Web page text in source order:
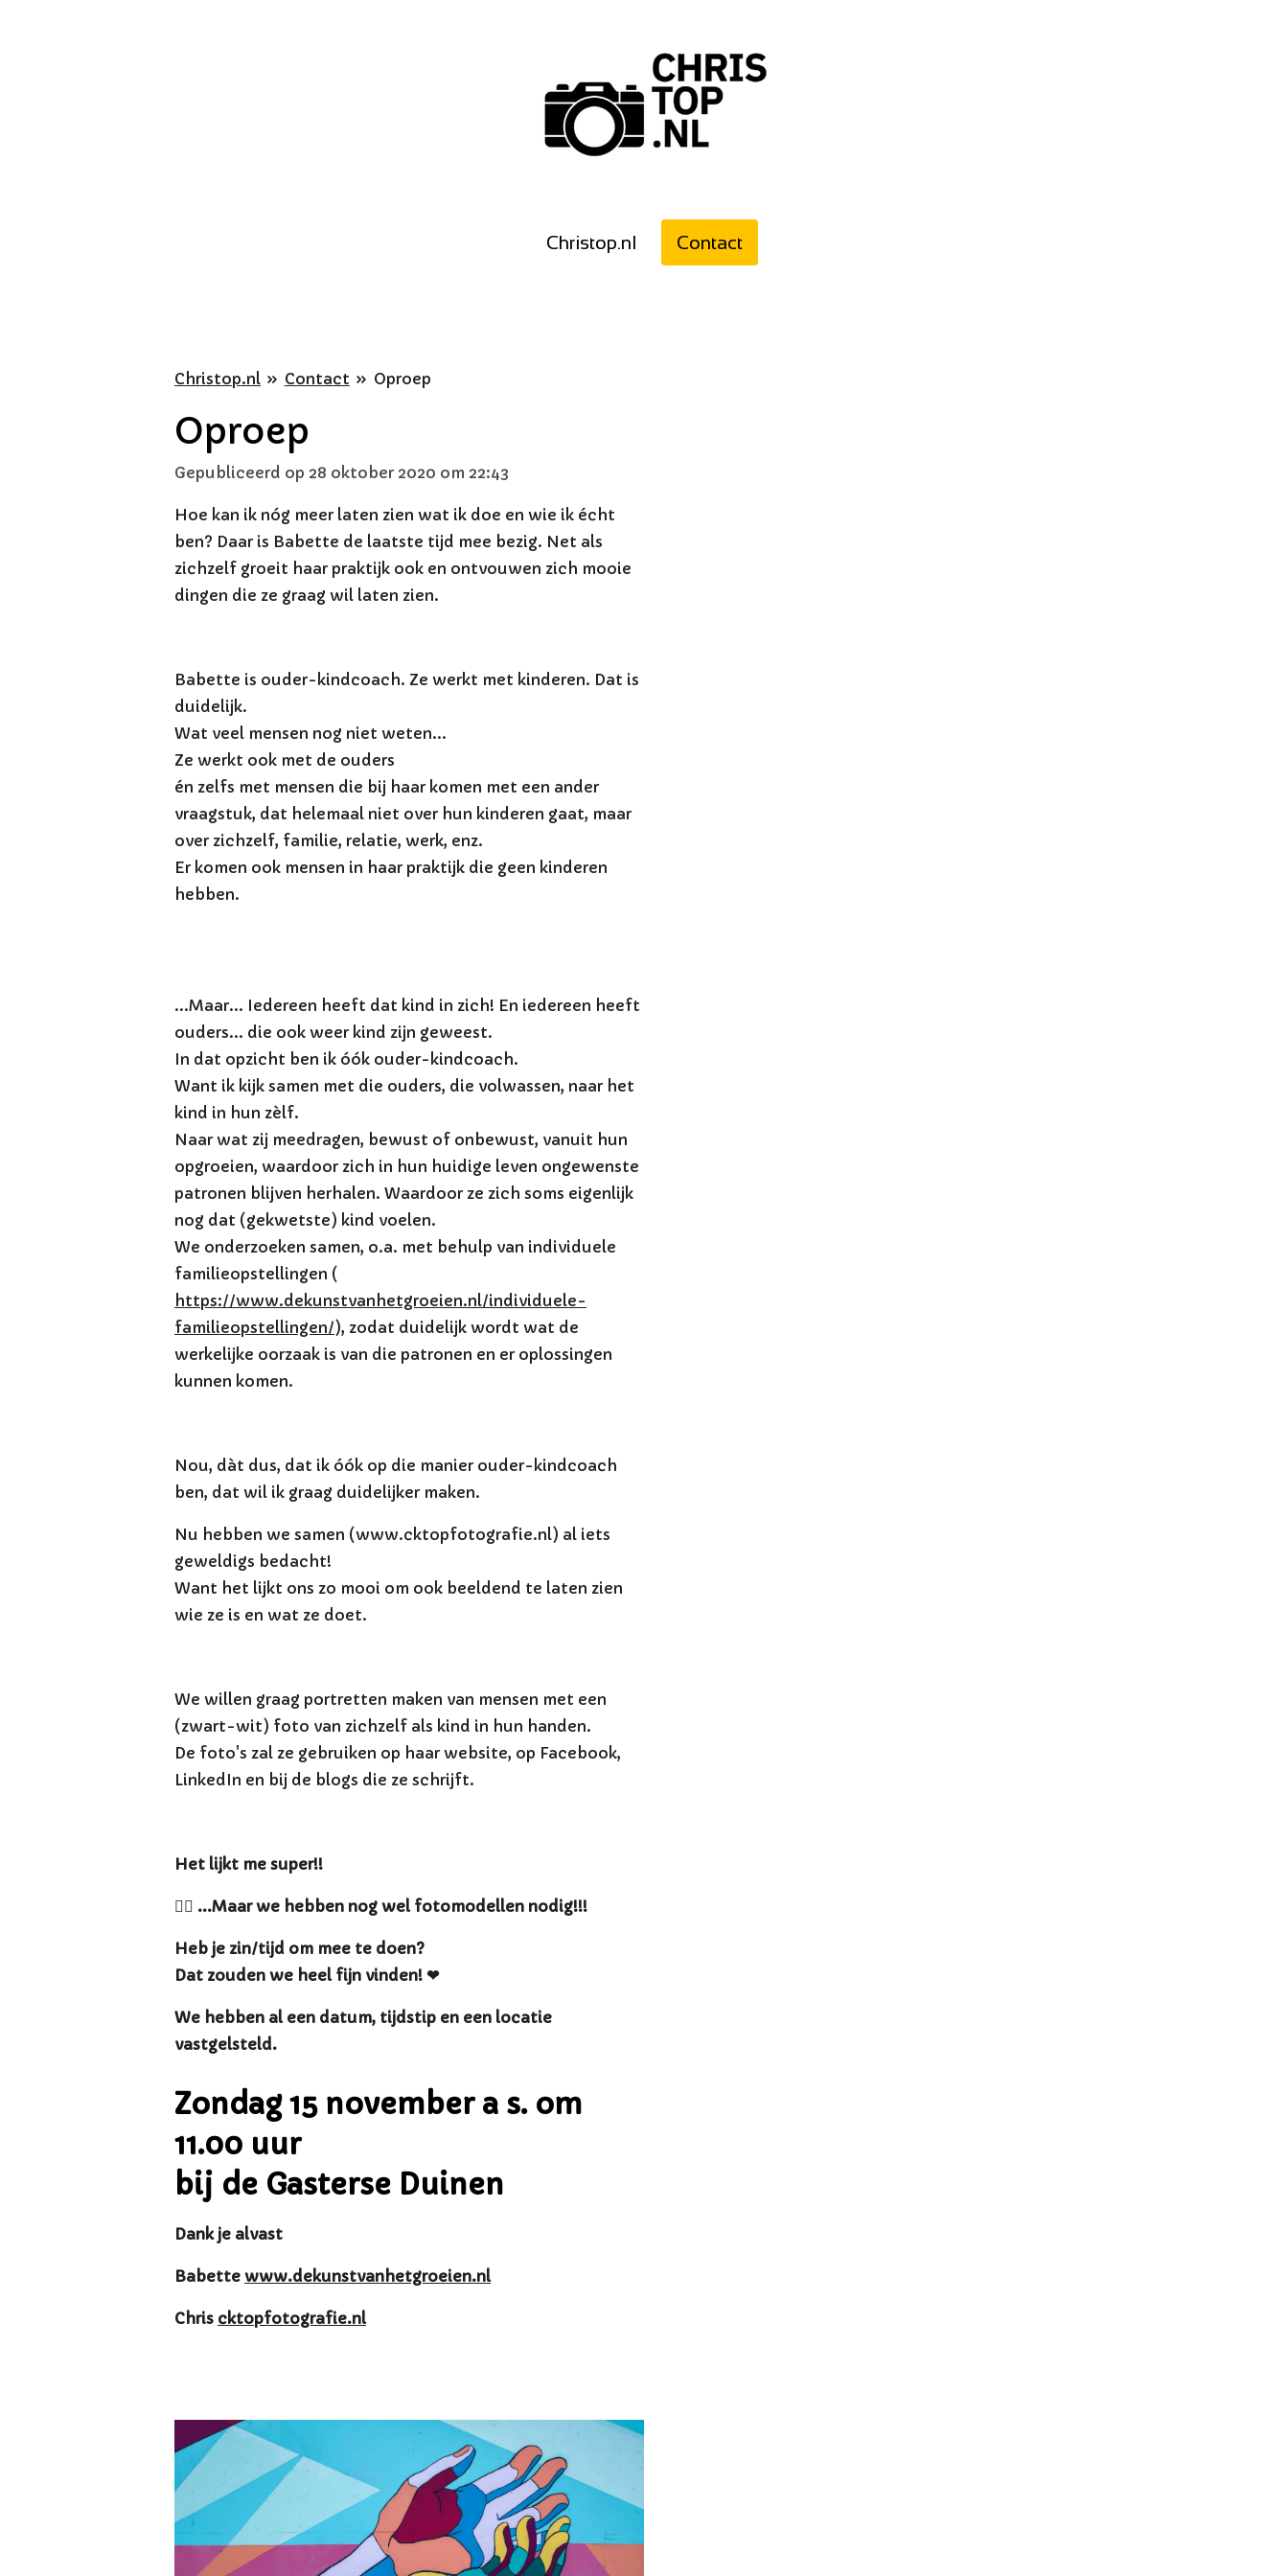
Christop.nl Contact
Christop.nl » Contact » Oproep
Oproep
Gepubliceerd op 28 oktober 2020 om 22:43
Hoe kan ik nóg meer laten zien wat ik doe en wie ik écht
ben? Daar is Babette de laatste tijd mee bezig. Net als
zichzelf groeit haar praktijk ook en ontvouwen zich mooie
dingen die ze graag wil laten zien.
Babette is ouder-kindcoach. Ze werkt met kinderen. Dat is
duidelijk.
Wat veel mensen nog niet weten...
Ze werkt ook met de ouders
én zelfs met mensen die bij haar komen met een ander
vraagstuk, dat helemaal niet over hun kinderen gaat, maar
over zichzelf, familie, relatie, werk, enz.
Er komen ook mensen in haar praktijk die geen kinderen
hebben.
...Maar... Iedereen heeft dat kind in zich! En iedereen heeft
ouders... die ook weer kind zijn geweest.
In dat opzicht ben ik óók ouder-kindcoach.
Want ik kijk samen met die ouders, die volwassen, naar het
kind in hun zèlf.
Naar wat zij meedragen, bewust of onbewust, vanuit hun
opgroeien, waardoor zich in hun huidige leven ongewenste
patronen blijven herhalen. Waardoor ze zich soms eigenlijk
nog dat (gekwetste) kind voelen.
We onderzoeken samen, o.a. met behulp van individuele
familieopstellingen (
https://www.dekunstvanhetgroeien.nl/individuele-
familieopstellingen/), zodat duidelijk wordt wat de
werkelijke oorzaak is van die patronen en er oplossingen
kunnen komen.
Nou, dàt dus, dat ik óók op die manier ouder-kindcoach
ben, dat wil ik graag duidelijker maken.
Nu hebben we samen (www.cktopfotografie.nl) al iets
geweldigs bedacht!
Want het lijkt ons zo mooi om ook beeldend te laten zien
wie ze is en wat ze doet.
We willen graag portretten maken van mensen met een
(zwart-wit) foto van zichzelf als kind in hun handen.
De foto's zal ze gebruiken op haar website, op Facebook,
LinkedIn en bij de blogs die ze schrijft.
Het lijkt me super!!
👉🏻 ...Maar we hebben nog wel fotomodellen nodig!!!
Heb je zin/tijd om mee te doen?
Dat zouden we heel fijn vinden! ❤
We hebben al een datum, tijdstip en een locatie
vastgelsteld.
Zondag 15 november a s. om
11.00 uur
bij de Gasterse Duinen
Dank je alvast
Babette www.dekunstvanhetgroeien.nl
Chris cktopfotografie.nl